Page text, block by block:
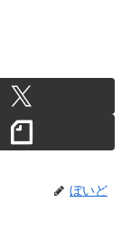
ぼいど